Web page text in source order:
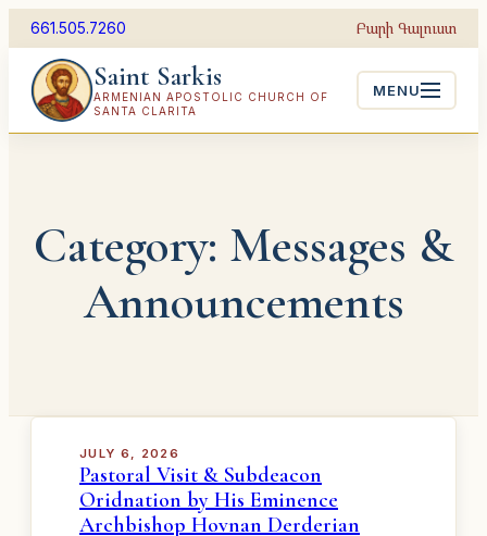
Skip
to
content
661.505.7260 Բարի Գալուստ
Saint Sarkis
ARMENIAN APOSTOLIC CHURCH OF
SANTA CLARITA
MENU
Category: Messages &
Announcements
JULY 6, 2026
Pastoral Visit & Subdeacon
Oridnation by His Eminence
Archbishop Hovnan Derderian